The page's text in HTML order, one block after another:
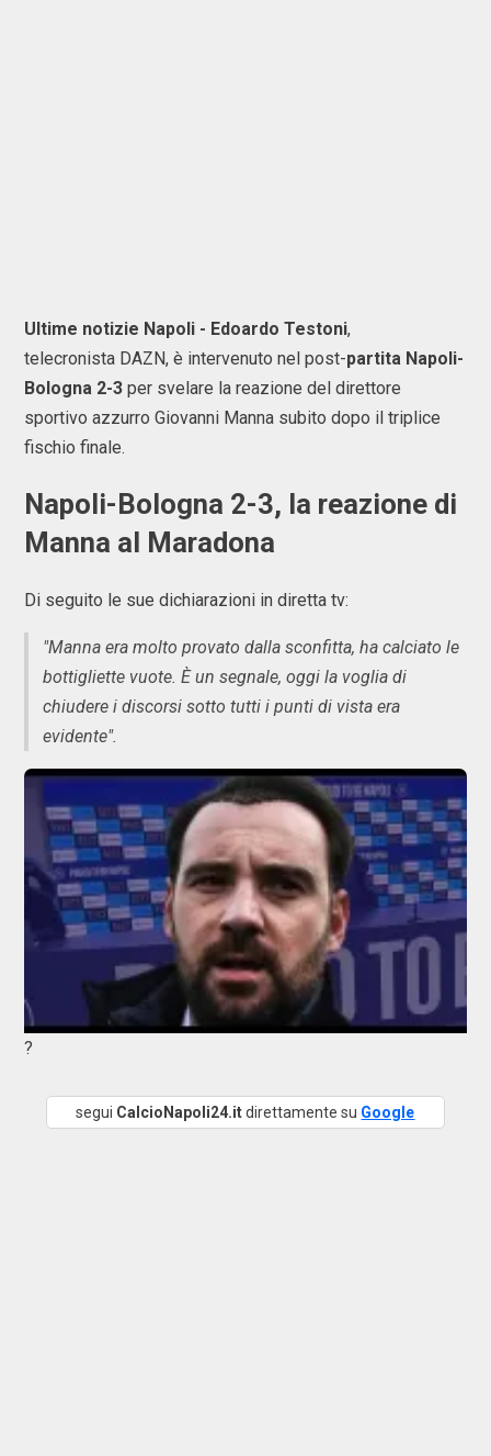
Ultime notizie Napoli - Edoardo Testoni,
telecronista DAZN, è intervenuto nel post-partita Napoli-
Bologna 2-3 per svelare la reazione del direttore
sportivo azzurro Giovanni Manna subito dopo il triplice
fischio finale.
Napoli-Bologna 2-3, la reazione di
Manna al Maradona
Di seguito le sue dichiarazioni in diretta tv:
"Manna era molto provato dalla sconfitta, ha calciato le
bottigliette vuote. È un segnale, oggi la voglia di
chiudere i discorsi sotto tutti i punti di vista era
evidente".
?
segui CalcioNapoli24.itdirettamente su Google